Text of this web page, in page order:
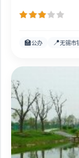
🏫公办 📍无锡市